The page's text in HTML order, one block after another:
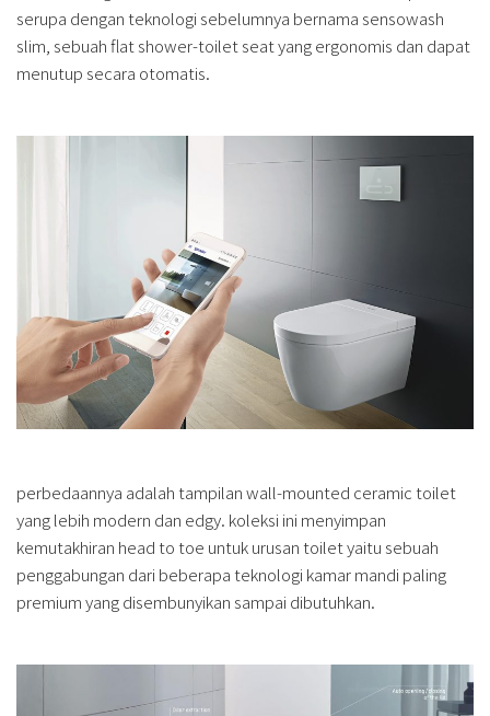
serupa dengan teknologi sebelumnya bernama sensowash
slim, sebuah flat shower-toilet seat yang ergonomis dan dapat
menutup secara otomatis.
perbedaannya adalah tampilan wall-mounted ceramic toilet
yang lebih modern dan edgy. koleksi ini menyimpan
kemutakhiran head to toe untuk urusan toilet yaitu sebuah
penggabungan dari beberapa teknologi kamar mandi paling
premium yang disembunyikan sampai dibutuhkan.